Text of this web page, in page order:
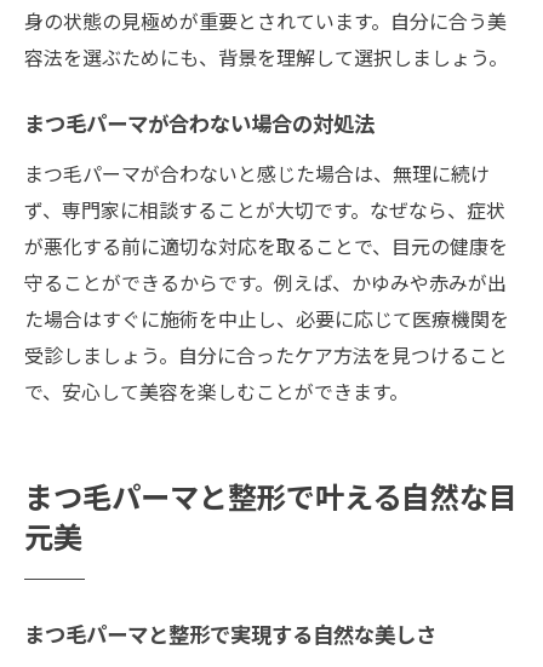
身の状態の見極めが重要とされています。自分に合う美
容法を選ぶためにも、背景を理解して選択しましょう。
まつ毛パーマが合わない場合の対処法
まつ毛パーマが合わないと感じた場合は、無理に続け
ず、専門家に相談することが大切です。なぜなら、症状
が悪化する前に適切な対応を取ることで、目元の健康を
守ることができるからです。例えば、かゆみや赤みが出
た場合はすぐに施術を中止し、必要に応じて医療機関を
受診しましょう。自分に合ったケア方法を見つけること
で、安心して美容を楽しむことができます。
まつ毛パーマと整形で叶える自然な目
元美
まつ毛パーマと整形で実現する自然な美しさ